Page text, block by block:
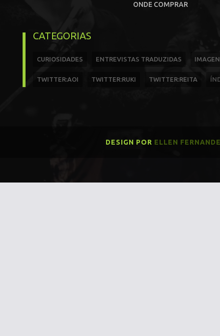
ONDE COMPRAR
CATEGORIAS
CURIOSIDADES ENTREVISTAS TRADUZIDAS
TWITTER:AOI TWITTER:RUKI TWITTER:REITA
DESIGN POR ELLEN